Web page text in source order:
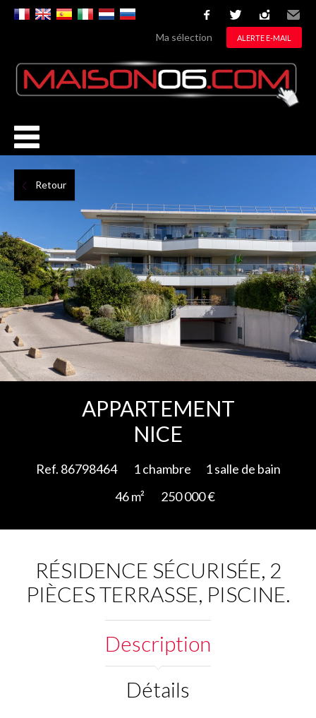
facebooktwitterinstagram
Email
Ma sélection ALERTE E-MAIL
Retour
APPARTEMENT
NICE
Ref. 86798464 1 chambre
1 salle de bain
46 m²
250 000 €
RÉSIDENCE SÉCURISÉE, 2
PIÈCES TERRASSE, PISCINE.
Description
Détails